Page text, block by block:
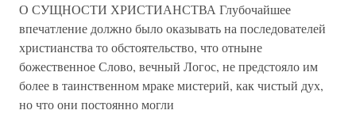
О СУЩНОСТИ ХРИСТИАНСТВА Глубочайшее
впечатление должно было оказывать на последователей
христианства то обстоятельство, что отныне
божественное Слово, вечный Логос, не предстояло им
более в таинственном мраке мистерий, как чистый дух,
но что они постоянно могли